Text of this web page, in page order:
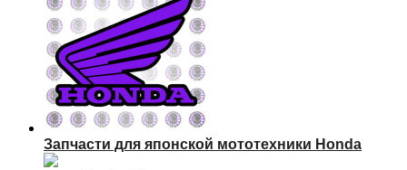
Запчасти для японской мототехники Honda